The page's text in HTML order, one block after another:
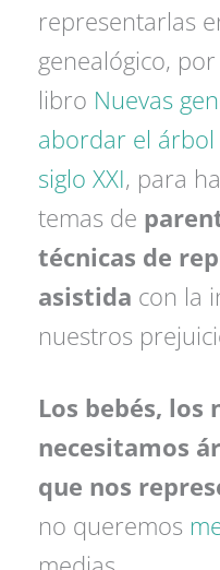
representarlas
genealógico,
libro Nuevas
abordar el árbol
siglo XXI, para
temas de
técnicas de
asistida con la
nuestros
Los bebés, los
necesitamos
que nos
no queremos